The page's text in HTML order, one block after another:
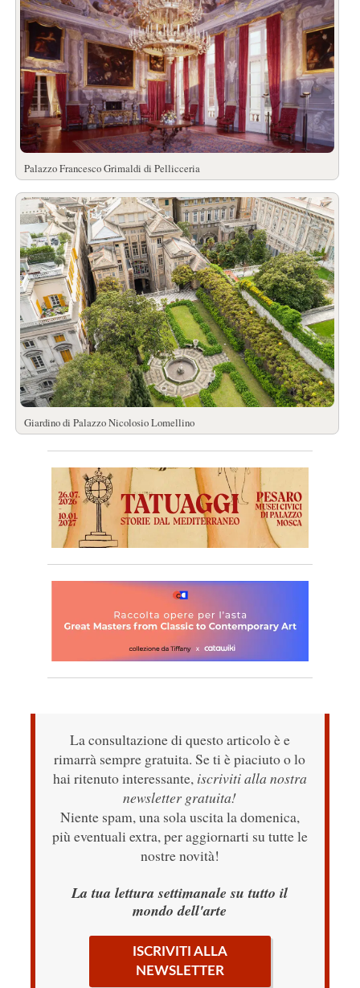
Palazzo Francesco Grimaldi di Pellicceria
Giardino di Palazzo Nicolosio Lomellino
La consultazione di questo articolo è e
rimarrà sempre gratuita. Se ti è piaciuto o lo
hai ritenuto interessante, iscriviti alla nostra
newsletter gratuita!
Niente spam, una sola uscita la domenica,
più eventuali extra, per aggiornarti su tutte le
nostre novità!
La tua lettura settimanale su tutto il
mondo dell'arte
ISCRIVITI ALLA
NEWSLETTER